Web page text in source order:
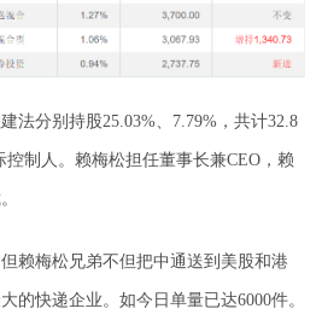
法分别持股25.03%、7.79%，共计32.8
制人。赖梅松担任董事长兼CEO，赖
赖梅松兄弟不但把中通送到美股和港
的快递企业。如今日单量已达6000件。